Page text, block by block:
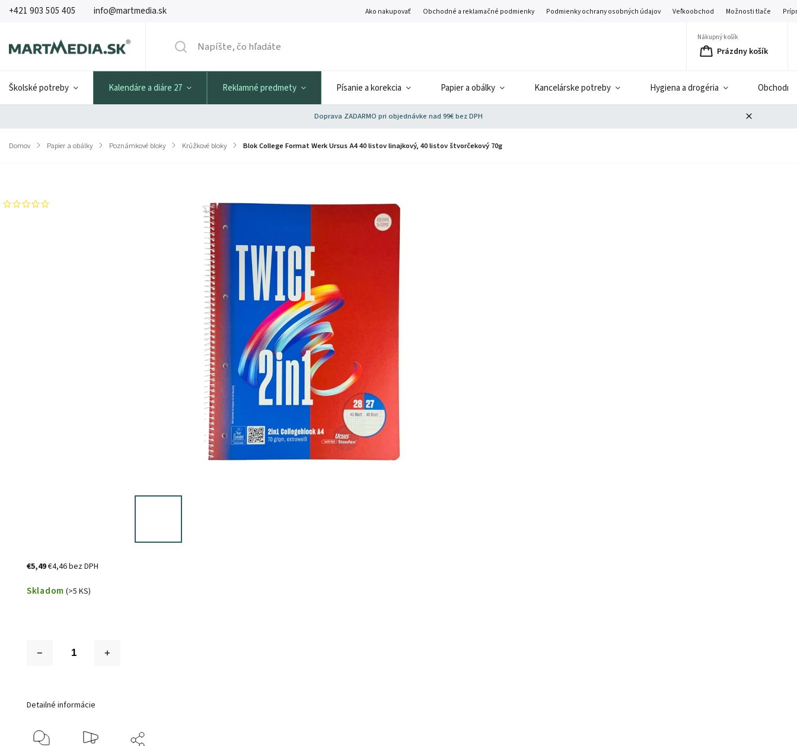
+421 903 505 405 info@martmedia.sk Ako nakupovať Obchodné a reklamačné podmienky Podmienky ochrany osobných údajov Veľkoobchod Možnosti tlače
Nákupný košík
Prázdny košík
Školské potreby Kalendáre a diáre 27 Reklamné predmety Písanie a korekcia Papier a obálky Kancelárske potreby Hygiena a drogéria
Doprava ZADARMO pri objednávke nad 99€ bez DPH
Domov / Papier a obálky / Poznámkové bloky / Krúžkové bloky / Blok College Format Werk Ursus A4 40 listov linajkový, 40 listov štvorčekový 70g
€5,49€4,46 bez DPH
Skladom (>5 KS)
Detailné informácie